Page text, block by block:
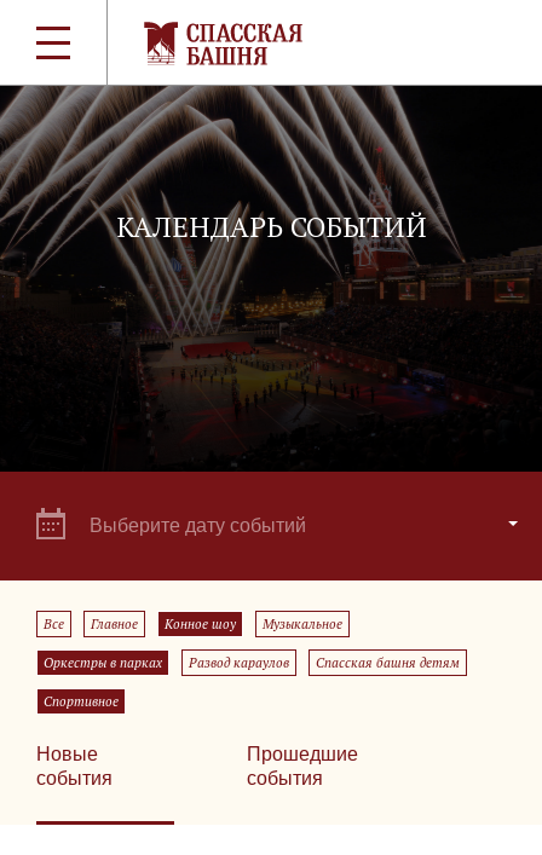
КАЛЕНДАРЬ СОБЫТИЙ
Выберите дату событий
Все Главное Конное шоу Музыкальное
Оркестры в парках Развод караулов Спасская башня детям
Спортивное
Новые
события
Прошедшие
события